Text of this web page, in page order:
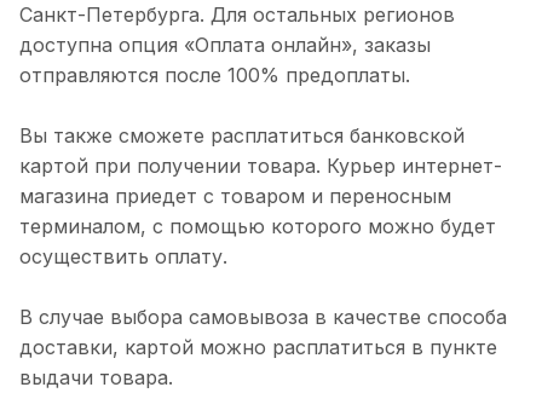
Санкт-Петербурга. Для остальных регионов
доступна опция «Оплата онлайн», заказы
отправляются после 100% предоплаты.
Вы также сможете расплатиться банковской
картой при получении товара. Курьер интернет-
магазина приедет с товаром и переносным
терминалом, с помощью которого можно будет
осуществить оплату.
В случае выбора самовывоза в качестве способа
доставки, картой можно расплатиться в пункте
выдачи товара.